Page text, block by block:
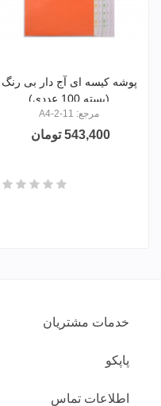
پوشه کیسه ای آج دار بی رنگ
(بسته 100 عددی)
مرجع: 11-A4-2
543,400 تومان
خدمات مشتریان
پاپکو
اطلاعات تماس